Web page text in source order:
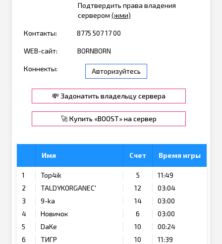
Подтвердить права владения
сервером (жми)
Контакты: 8775 507 17 00
WEB-сайт: BORNBORN
Коннекты: Авторизуйтесь
💸 Задонатить владельцу сервера
🚀 Купить «BOOST» на сервер
Имя Счет Время игры
1 Top4ik 5
11:49
2
TALDYKORGANEC' 12
03:04
3
9-ka 14
03:00
4
Новичок 6
03:00
5
DaKe 10
00:24
6
ТИГР 10
11:39